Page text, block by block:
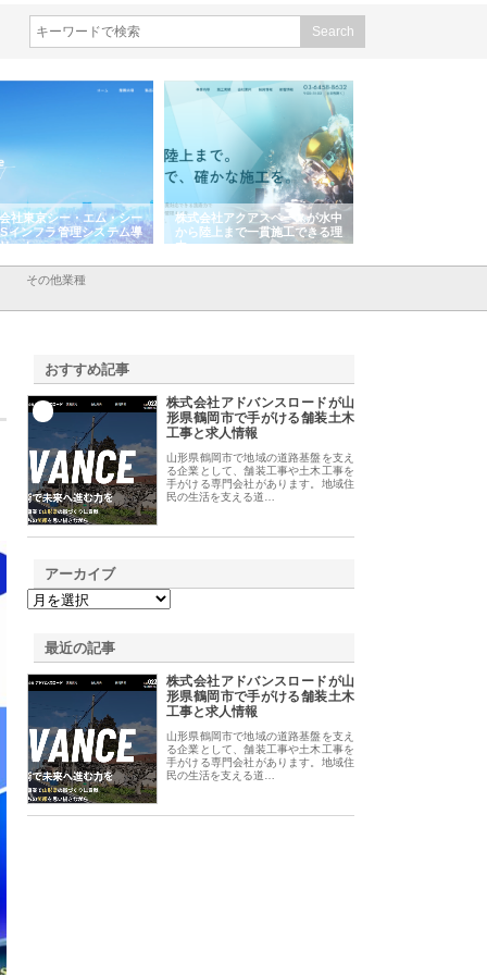
社東京シー・エム・シー
インフラ管理システム導
ット
株式会社アクアスペースが水中
から陸上まで一貫施工できる理
由
その他業種
おすすめ記事
株式会社アドバンスロードが山
形県鶴岡市で手がける舗装土木
工事と求人情報
山形県鶴岡市で地域の道路基盤を支え
る企業として、舗装工事や土木工事を
手がける専門会社があります。地域住
民の生活を支える道…
アーカイブ
最近の記事
株式会社アドバンスロードが山
形県鶴岡市で手がける舗装土木
工事と求人情報
山形県鶴岡市で地域の道路基盤を支え
る企業として、舗装工事や土木工事を
手がける専門会社があります。地域住
民の生活を支える道…